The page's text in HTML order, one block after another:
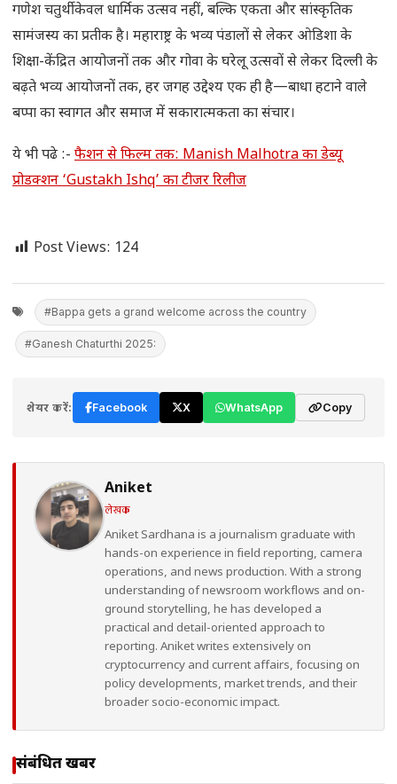
गणेश चतुर्थी केवल धार्मिक उत्सव नहीं, बल्कि एकता और सांस्कृतिक
सामंजस्य का प्रतीक है। महाराष्ट्र के भव्य पंडालों से लेकर ओडिशा के
शिक्षा-केंद्रित आयोजनों तक और गोवा के घरेलू उत्सवों से लेकर दिल्ली के
बढ़ते भव्य आयोजनों तक, हर जगह उद्देश्य एक ही है—बाधा हटाने वाले
बप्पा का स्वागत और समाज में सकारात्मकता का संचार।
ये भी पढे :- फैशन से फिल्म तक: Manish Malhotra का डेब्यू
प्रोडक्शन ‘Gustakh Ishq’ का टीजर रिलीज
Post Views: 124
#Bappa gets a grand welcome across the country
#Ganesh Chaturthi 2025:
शेयर करें: Facebook X WhatsApp Copy
Aniket
लेखक
Aniket Sardhana is a journalism graduate with
hands-on experience in field reporting, camera
operations, and news production. With a strong
understanding of newsroom workflows and on-
ground storytelling, he has developed a
practical and detail-oriented approach to
reporting. Aniket writes extensively on
cryptocurrency and current affairs, focusing on
policy developments, market trends, and their
broader socio-economic impact.
संबंधित खबरें